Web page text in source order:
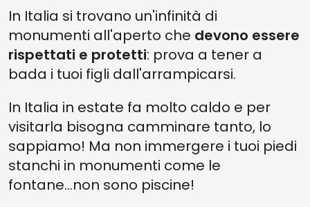
In Italia si trovano un'infinità di
monumenti all'aperto che devono essere
rispettati e protetti: prova a tener a
bada i tuoi figli dall'arrampicarsi.
In Italia in estate fa molto caldo e per
visitarla bisogna camminare tanto, lo
sappiamo! Ma non immergere i tuoi piedi
stanchi in monumenti come le
fontane...non sono piscine!